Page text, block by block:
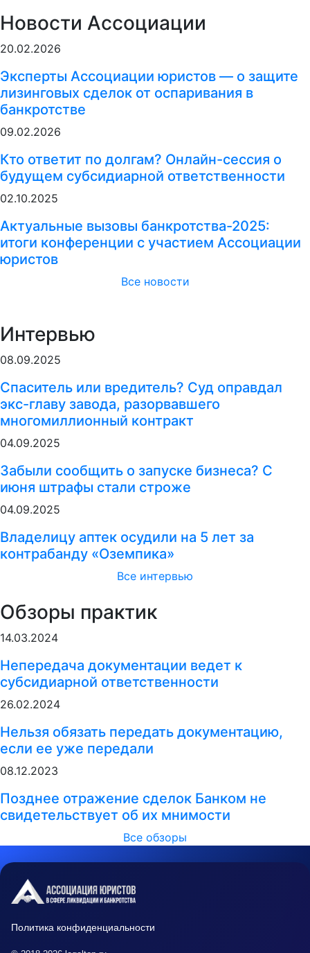
Новости Ассоциации
20.02.2026
Эксперты Ассоциации юристов — о защите
лизинговых сделок от оспаривания в
банкротстве
09.02.2026
Кто ответит по долгам? Онлайн-сессия о
будущем субсидиарной ответственности
02.10.2025
Актуальные вызовы банкротства-2025:
итоги конференции с участием Ассоциации
юристов
Все новости
Интервью
08.09.2025
Спаситель или вредитель? Суд оправдал
экс-главу завода, разорвавшего
многомиллионный контракт
04.09.2025
Забыли сообщить о запуске бизнеса? С
июня штрафы стали строже
04.09.2025
Владелицу аптек осудили на 5 лет за
контрабанду «Оземпика»
Все интервью
Обзоры практик
14.03.2024
Непередача документации ведет к
субсидиарной ответственности
26.02.2024
Нельзя обязать передать документацию,
если ее уже передали
08.12.2023
Позднее отражение сделок Банком не
свидетельствует об их мнимости
Все обзоры
Политика конфиденциальности